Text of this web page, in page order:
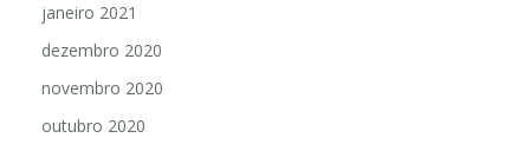
janeiro 2021
dezembro 2020
novembro 2020
outubro 2020